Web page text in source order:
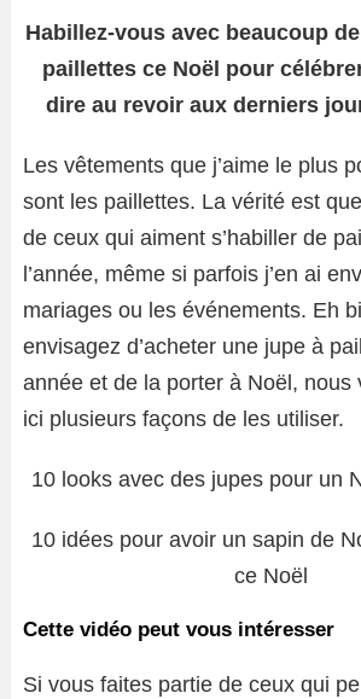
Habillez-vous avec beaucoup
paillettes ce Noël pour
dire au revoir aux derniers
Les vêtements que j’aime le plus
sont les paillettes. La vérité est
de ceux qui aiment s’habiller de
l’année, même si parfois j’en ai
mariages ou les événements. Eh
envisagez d’acheter une jupe à
année et de la porter à Noël, nous
ici plusieurs façons de les utiliser.
10 looks avec des jupes pour un
10 idées pour avoir un sapin de
ce Noël
Cette vidéo peut vous intéresser
Si vous faites partie de ceux qui